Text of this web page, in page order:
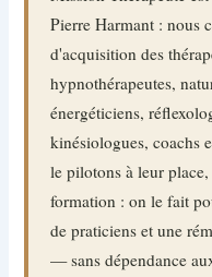
Pierre Harmant : nous
d'acquisition des
hypnothérapeutes,
énergéticiens,
kinésiologues, coachs
le pilotons à leur
formation : on le fait
de praticiens et une
— sans dépendance